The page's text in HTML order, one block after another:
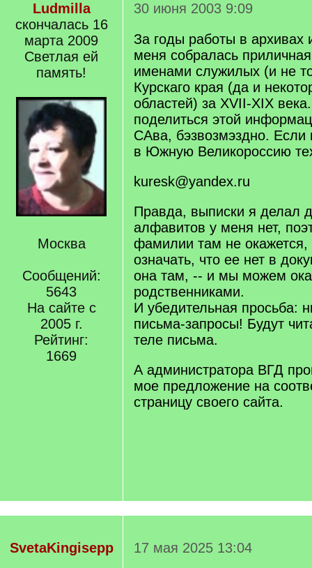
Ludmilla
скончалась 16
марта 2009
Светлая ей
память!
Москва
Сообщений:
5643
На сайте с
2005 г.
Рейтинг:
1669
30 июня 2003 9:09
За годы работы в архивах
меня собралась
именами служилых (и не
Курскаго края (да и
областей) за XVII-XIX
поделиться этой
САва, бэзвозмэздно. Если
в Южную Великороссию
kuresk@yandex.ru
Правда, выписки я делал
алфавитов у меня нет,
фамилии там не окажется,
означать, что ее нет в
она там, -- и мы можем
родственниками.
И убедительная просьба:
письма-запросы! Будут
теле письма.
А администратора ВГД
мое предложение на
страницу своего сайта.
SvetaKingisepp
17 мая 2025 13:04